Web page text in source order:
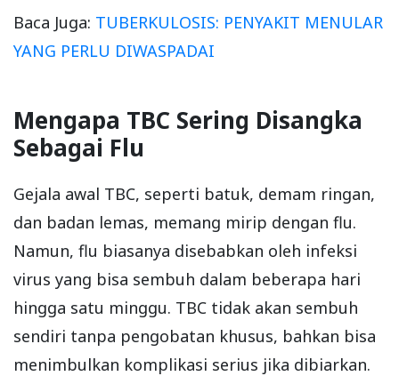
Baca Juga: TUBERKULOSIS: PENYAKIT MENULAR
YANG PERLU DIWASPADAI
Mengapa TBC Sering Disangka
Sebagai Flu
Gejala awal TBC, seperti batuk, demam ringan,
dan badan lemas, memang mirip dengan flu.
Namun, flu biasanya disebabkan oleh infeksi
virus yang bisa sembuh dalam beberapa hari
hingga satu minggu. TBC tidak akan sembuh
sendiri tanpa pengobatan khusus, bahkan bisa
menimbulkan komplikasi serius jika dibiarkan.